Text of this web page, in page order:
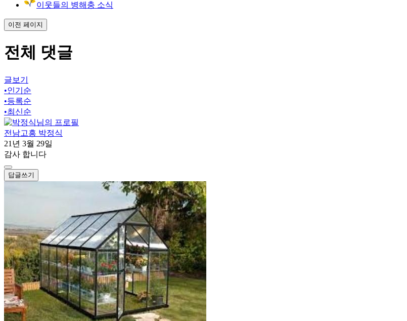
이웃들의 병해충 소식
이전 페이지
전체 댓글
글보기
•인기순
•등록순
•최신순
전남고흥 박정식
21년 3월 29일
감사 합니다
답글쓰기